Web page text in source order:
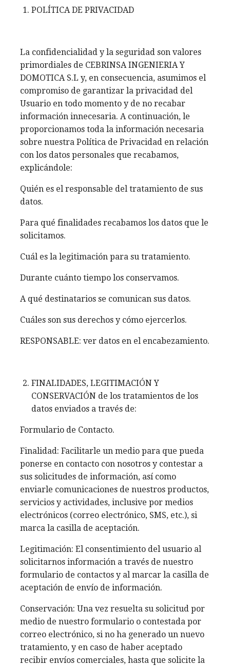
POLÍTICA DE PRIVACIDAD
La confidencialidad y la seguridad son valores
primordiales de CEBRINSA INGENIERIA Y
DOMOTICA S.L y, en consecuencia, asumimos el
compromiso de garantizar la privacidad del
Usuario en todo momento y de no recabar
información innecesaria. A continuación, le
proporcionamos toda la información necesaria
sobre nuestra Política de Privacidad en relación
con los datos personales que recabamos,
explicándole:
Quién es el responsable del tratamiento de sus
datos.
Para qué finalidades recabamos los datos que le
solicitamos.
Cuál es la legitimación para su tratamiento.
Durante cuánto tiempo los conservamos.
A qué destinatarios se comunican sus datos.
Cuáles son sus derechos y cómo ejercerlos.
RESPONSABLE: ver datos en el encabezamiento.
FINALIDADES, LEGITIMACIÓN Y
CONSERVACIÓN de los tratamientos de los
datos enviados a través de:
Formulario de Contacto.
Finalidad: Facilitarle un medio para que pueda
ponerse en contacto con nosotros y contestar a
sus solicitudes de información, así como
enviarle comunicaciones de nuestros productos,
servicios y actividades, inclusive por medios
electrónicos (correo electrónico, SMS, etc.), si
marca la casilla de aceptación.
Legitimación: El consentimiento del usuario al
solicitarnos información a través de nuestro
formulario de contactos y al marcar la casilla de
aceptación de envío de información.
Conservación: Una vez resuelta su solicitud por
medio de nuestro formulario o contestada por
correo electrónico, si no ha generado un nuevo
tratamiento, y en caso de haber aceptado
recibir envíos comerciales, hasta que solicite la